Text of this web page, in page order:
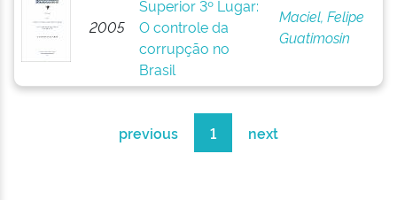
2005
Superior 3º Lugar:
O controle da
corrupção no
Brasil
Maciel, Felipe
Guatimosin
previous 1 next